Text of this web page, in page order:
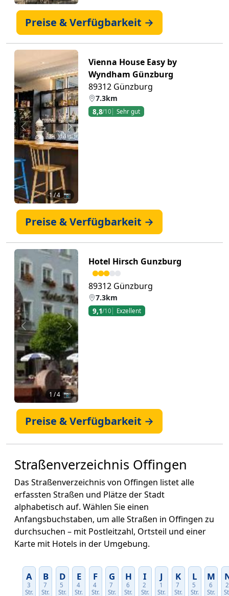
Preise & Verfügbarkeit →
Zurück Weiter
1/ 4 📷
Vienna House Easy by
Wyndham Günzburg
89312 Günzburg
7.3km
8,8/10 Sehr gut
Preise & Verfügbarkeit →
Zurück Weiter
1 / 4 📷
Hotel Hirsch Gunzburg
89312 Günzburg
7.3km
9,1/10 Exzellent
Preise & Verfügbarkeit →
Straßenverzeichnis Offingen
Das Straßenverzeichnis von Offingen listet alle
erfassten Straßen und Plätze der Stadt
alphabetisch auf. Wählen Sie einen
Anfangsbuchstaben, um alle Straßen in Offingen zu
durchsuchen – mit Postleitzahl, Ortsteil und einer
Karte mit Hotels in der Umgebung.
A
3
Str.
B
7
Str.
D
5
Str.
E
4
Str.
F
4
Str.
G
7
Str.
H
6
Str.
I
2
Str.
J
1
Str.
K
7
Str.
L
5
Str.
M
6
Str.